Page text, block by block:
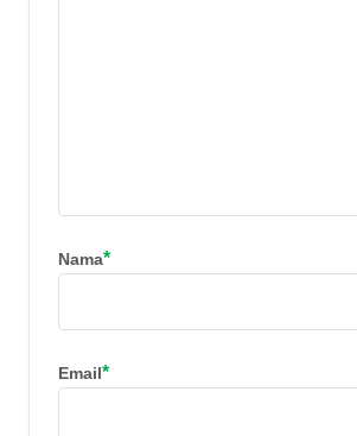
Nama*
Email*